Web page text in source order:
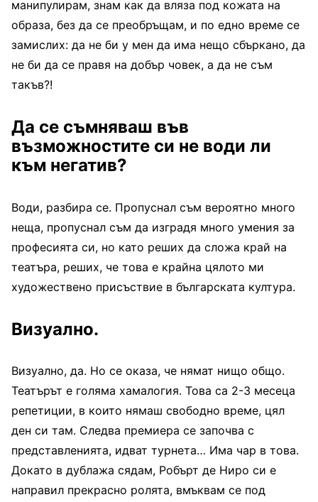
манипулирам, знам как да вляза под кожата на
образа, без да се преобръщам, и по едно време се
замислих: да не би у мен да има нещо сбъркано, да
не би да се правя на добър човек, а да не съм
такъв?!
Да се съмняваш във
възможностите си не води ли
към негатив?
Води, разбира се. Пропуснал съм вероятно много
неща, пропуснал съм да изградя много умения за
професията си, но като реших да сложа край на
театъра, реших, че това е крайна цялото ми
художествено присъствие в българската култура.
Визуално.
Визуално, да. Но се оказа, че нямат нищо общо.
Театърът е голяма хамалогия. Това са 2-3 месеца
репетиции, в които нямаш свободно време, цял
ден си там. Следва премиера се започва с
представленията, идват турнета… Има чар в това.
Докато в дублажа сядам, Робърт де Ниро си е
направил прекрасно ролята, вмъквам се под